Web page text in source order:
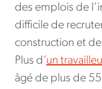
des emplois de
difficile de
construction et
Plus d’un
âgé de plus de